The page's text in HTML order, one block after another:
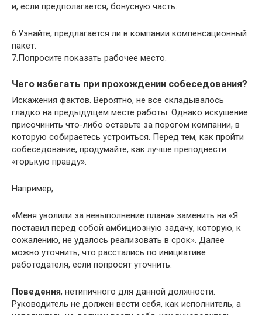
и, если предполагается, бонусную часть.
6.Узнайте, предлагается ли в компании компенсационный
пакет.
7.Попросите показать рабочее место.
Чего избегать при прохождении собеседования?
Искажения фактов. Вероятно, не все складывалось
гладко на предыдущем месте работы. Однако искушение
присочинить что-либо оставьте за порогом компании, в
которую собираетесь устроиться. Перед тем, как пройти
собеседование, продумайте, как лучше преподнести
«горькую правду».
Например,
«Меня уволили за невыполнение плана» заменить на «Я
поставил перед собой амбициозную задачу, которую, к
сожалению, не удалось реализовать в срок». Далее
можно уточнить, что расстались по инициативе
работодателя, если попросят уточнить.
Поведения, нетипичного для данной должности.
Руководитель не должен вести себя, как исполнитель, а